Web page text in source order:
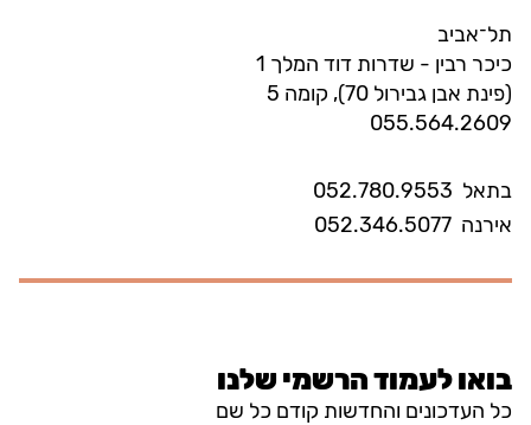
בואו לעמוד הרשמי שלנו
כל העדכונים והחדשות קודם כל שם
תל־אביב
כיכר רבין - שדרות דוד המלך 1
(פינת אבן גבירול 70), קומה 5
055.564.2609
בתאל 052.780.9553
אירנה 052.346.5077